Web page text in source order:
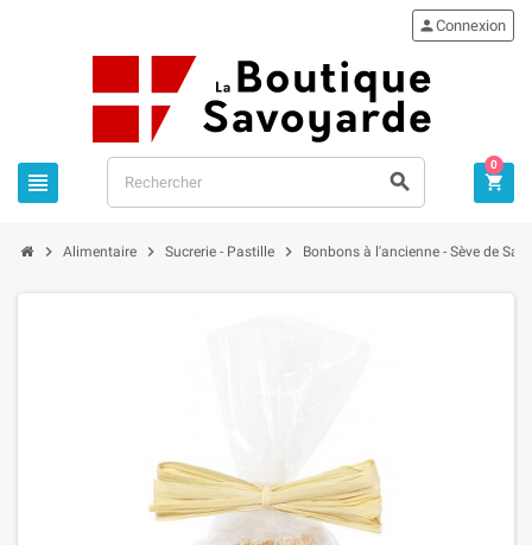
 
Connexion

0
 Alimentaire  Sucrerie - Pastille  Bonbons à l'ancienne - Sève de